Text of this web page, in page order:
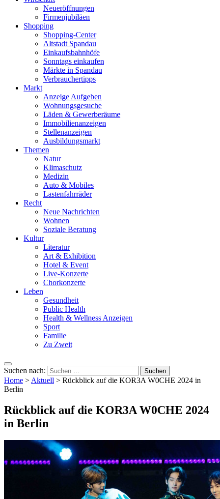
Neueröffnungen
Firmenjubiläen
Shopping
Shopping-Center
Altstadt Spandau
Einkaufsbahnhöfe
Sonntags einkaufen
Märkte in Spandau
Verbrauchertipps
Markt
Anzeige Aufgeben
Wohnungsgesuche
Läden & Gewerberäume
Immobilienanzeigen
Stellenanzeigen
Ausbildungsmarkt
Themen
Natur
Klimaschutz
Medizin
Auto & Mobiles
Lastenfahrräder
Recht
Neue Nachrichten
Wohnen
Soziale Beratung
Kultur
Literatur
Art & Exhibition
Hotel & Event
Live-Konzerte
Chorkonzerte
Leben
Gesundheit
Public Health
Health & Wellness Anzeigen
Sport
Familie
Zu Zweit
Suchen nach:
Home >Aktuell > Rückblick auf die KOR3A W0CHE 2024 in
Berlin
Rückblick auf die KOR3A W0CHE 2024
in Berlin